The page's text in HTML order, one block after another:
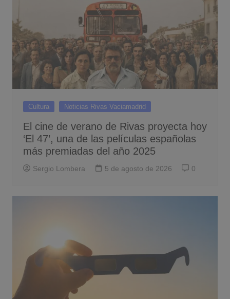
Cultura Noticias Rivas Vaciamadrid
El cine de verano de Rivas proyecta hoy
‘El 47’, una de las películas españolas
más premiadas del año 2025
Sergio Lombera 5 de agosto de 2026 0